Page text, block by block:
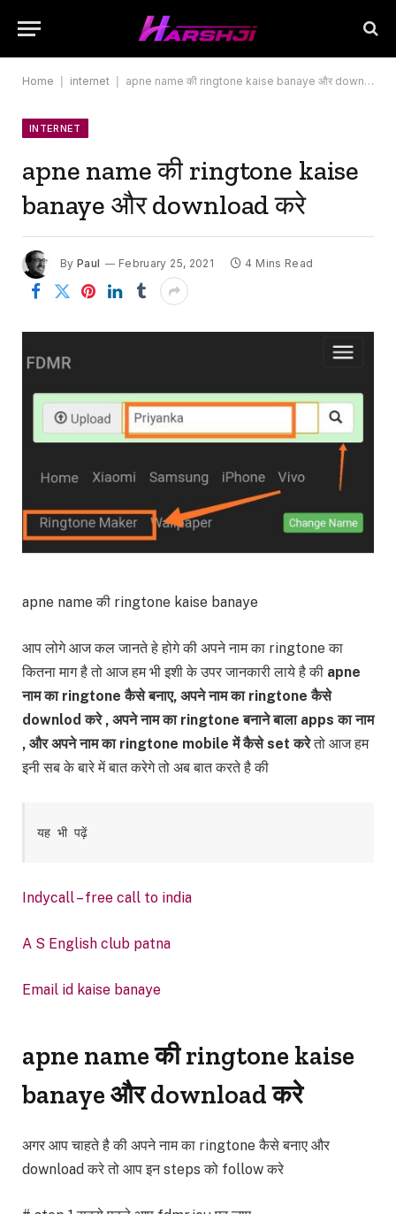
Home internet apne name की ringtone kaise banaye और download करे
INTERNET
apne name की ringtone kaise
banaye और download करे
By Paul February 25, 2021 4 Mins Read
apne name की ringtone kaise banaye
आप लोगे आज कल जानते हे होगे की अपने नाम का ringtone का
कितना माग है तो आज हम भी इशी के उपर जानकारी लाये है की apne
नाम का ringtone कैसे बनाए, अपने नाम का ringtone कैसे
downlod करे , अपने नाम का ringtone बनाने बाला apps का नाम
, और अपने नाम का ringtone mobile में कैसे set करेतो आज हम
इनी सब के बारे में बात करेगे तो अब बात करते है की
यह भी पढ़ें
Indycall – free call to india
A S English club patna
Email id kaise banaye
apne name की ringtone kaise
banaye और download करे
अगर आप चाहते है की अपने नाम का ringtone कैसे बनाए और
download करे तो आप इन steps को follow करे